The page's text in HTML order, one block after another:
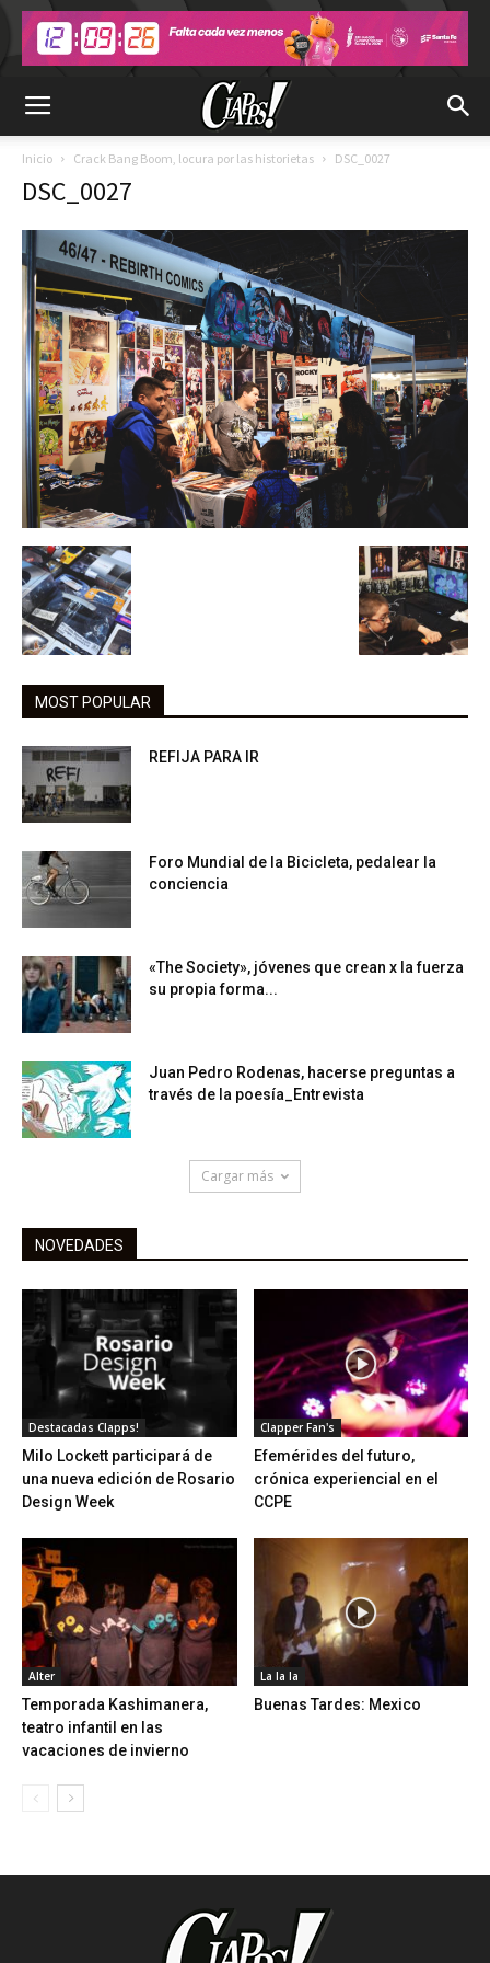
Inicio Crack Bang Boom, locura por las historietas DSC_0027
DSC_0027
MOST POPULAR
REFIJA PARA IR
Foro Mundial de la Bicicleta, pedalear la
conciencia
«The Society», jóvenes que crean x la fuerza
su propia forma...
Juan Pedro Rodenas, hacerse preguntas a
través de la poesía_Entrevista
Cargar más
NOVEDADES
Destacadas Clapps!
Milo Lockett participará de
una nueva edición de Rosario
Design Week
Clapper Fan's
Efemérides del futuro,
crónica experiencial en el
CCPE
Alter
Temporada Kashimanera,
teatro infantil en las
vacaciones de invierno
La la la
Buenas Tardes: Mexico